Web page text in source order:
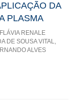
DA
PLASMA
RENALE
DE SOUSA VITAL,
ALVES